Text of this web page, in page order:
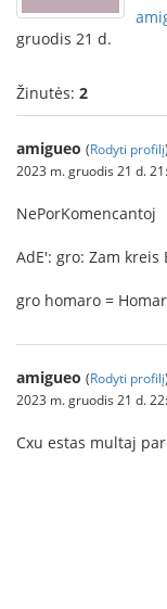
gruodis 21 d.
Žinutės: 2
amigueo (Rodyti profilį)
2023 m. gruodis 21 d.
NePorKomencantoj
AdE': gro: Zam
gro homaro =
amigueo (Rodyti profilį)
2023 m. gruodis 21 d.
Cxu estas multaj